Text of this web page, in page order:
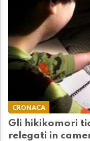
CRONACA
Gli hikikomori
relegati in